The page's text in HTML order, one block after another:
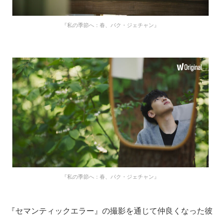
『私の季節へ：春、パク・ジェチャン』
『私の季節へ：春、パク・ジェチャン』
『セマンティックエラー』の撮影を通じて仲良くなった彼